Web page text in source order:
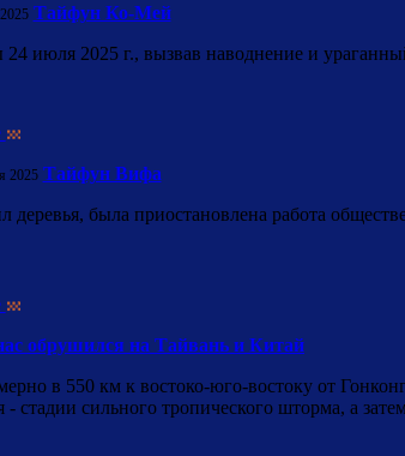
Тайфун Ко-Мей
июля 2025 г., вызвав наводнение и
2025 Тайфун Вифа
была приостановлена работа
обрушился на Тайвань и Китай
в 550 км к востоко-юго-востоку от
стадии сильного тропического шторма, а